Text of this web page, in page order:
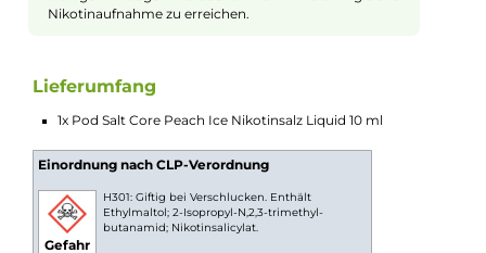
Dank der praktischen Tropferspitze der kleinen
leicht. Nichts tropft und nichts verschwendest du. So
bist du im Handumdrehen bereit, den
unwiderstehlichen Geschmack von Peach Ice zu
genießen – mehr Zeit für Genuss und weniger Stress
beim Befüllen deiner E-Zigarette.